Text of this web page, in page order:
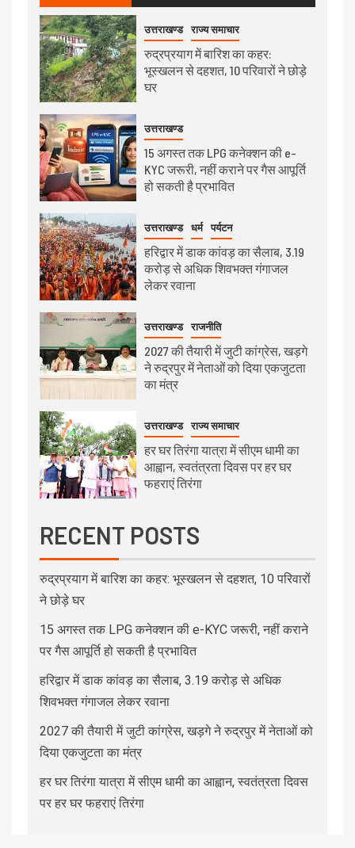
उत्तराखण्ड राज्य समाचार
रुद्रप्रयाग में बारिश का कहर:
भूस्खलन से दहशत, 10 परिवारों ने छोड़े
घर
उत्तराखण्ड
15 अगस्त तक LPG कनेक्शन की e-
KYC जरूरी, नहीं कराने पर गैस आपूर्ति
हो सकती है प्रभावित
उत्तराखण्ड धर्म पर्यटन
हरिद्वार में डाक कांवड़ का सैलाब, 3.19
करोड़ से अधिक शिवभक्त गंगाजल
लेकर रवाना
उत्तराखण्ड राजनीति
2027 की तैयारी में जुटी कांग्रेस, खड़गे
ने रुद्रपुर में नेताओं को दिया एकजुटता
का मंत्र
उत्तराखण्ड राज्य समाचार
हर घर तिरंगा यात्रा में सीएम धामी का
आह्वान, स्वतंत्रता दिवस पर हर घर
फहराएं तिरंगा
RECENT POSTS
रुद्रप्रयाग में बारिश का कहर: भूस्खलन से दहशत, 10 परिवारों
ने छोड़े घर
15 अगस्त तक LPG कनेक्शन की e-KYC जरूरी, नहीं कराने
पर गैस आपूर्ति हो सकती है प्रभावित
हरिद्वार में डाक कांवड़ का सैलाब, 3.19 करोड़ से अधिक
शिवभक्त गंगाजल लेकर रवाना
2027 की तैयारी में जुटी कांग्रेस, खड़गे ने रुद्रपुर में नेताओं को
दिया एकजुटता का मंत्र
हर घर तिरंगा यात्रा में सीएम धामी का आह्वान, स्वतंत्रता दिवस
पर हर घर फहराएं तिरंगा